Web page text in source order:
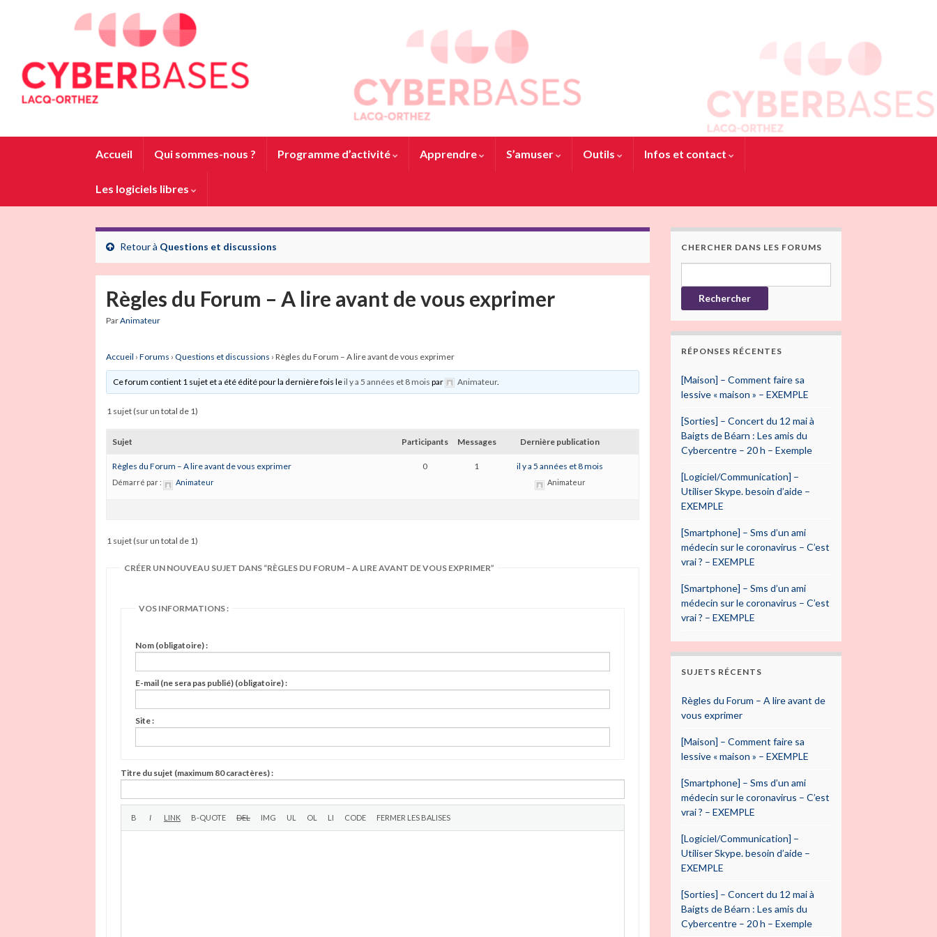
Accueil Qui sommes-nous ? Programme d’activité Apprendre S’amuser Outils Infos et contact
Les logiciels libres
Retour à Questions et discussions
Règles du Forum – A lire avant de vous exprimer
ParAnimateur
Accueil › Forums › Questions et discussions › Règles du Forum – A lire avant de vous exprimer
Ce forum contient 1 sujet et a été édité pour la dernière fois leil y a 5 années et 8 mois par Animateur.
1 sujet (sur un total de 1)
Sujet Participants Messages Dernière publication
Règles du Forum – A lire avant de vous exprimer
Démarré par : Animateur
0 1 il y a 5 années et 8 mois
Animateur
1 sujet (sur un total de 1)
CRÉER UN NOUVEAU SUJET DANS “RÈGLES DU FORUM – A LIRE AVANT DE VOUS EXPRIMER”
VOS INFORMATIONS :
Nom (obligatoire) :
E-mail (ne sera pas publié) (obligatoire) :
Site :
Titre du sujet (maximum 80 caractères) :
CHERCHER DANS LES FORUMS
RÉPONSES RÉCENTES
[Maison] – Comment faire sa
lessive « maison » – EXEMPLE
[Sorties] – Concert du 12 mai à
Baigts de Béarn : Les amis du
Cybercentre – 20 h – Exemple
[Logiciel/Communication] –
Utiliser Skype. besoin d’aide –
EXEMPLE
[Smartphone] – Sms d’un ami
médecin sur le coronavirus – C’est
vrai ? – EXEMPLE
[Smartphone] – Sms d’un ami
médecin sur le coronavirus – C’est
vrai ? – EXEMPLE
SUJETS RÉCENTS
Règles du Forum – A lire avant de
vous exprimer
[Maison] – Comment faire sa
lessive « maison » – EXEMPLE
[Smartphone] – Sms d’un ami
médecin sur le coronavirus – C’est
vrai ? – EXEMPLE
[Logiciel/Communication] –
Utiliser Skype. besoin d’aide –
EXEMPLE
[Sorties] – Concert du 12 mai à
Baigts de Béarn : Les amis du
Cybercentre – 20 h – Exemple